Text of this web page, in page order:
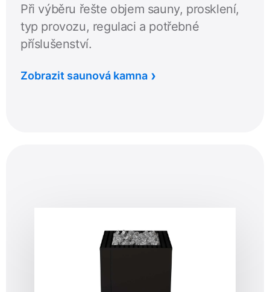
Při výběru řešte objem sauny, prosklení,
typ provozu, regulaci a potřebné
příslušenství.
Zobrazit saunová kamna